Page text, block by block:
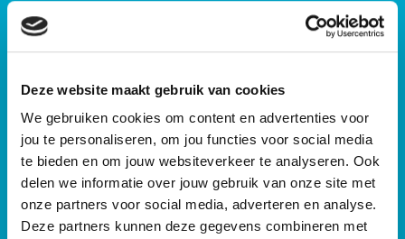
Deze website maakt gebruik van cookies
We gebruiken cookies om content en advertenties voor
jou te personaliseren, om jou functies voor social media
te bieden en om jouw websiteverkeer te analyseren. Ook
delen we informatie over jouw gebruik van onze site met
onze partners voor social media, adverteren en analyse.
Deze partners kunnen deze gegevens combineren met
Privacyverklaring
Algemene voorwaarden gebruik sportaccommodaties Alkmaar Sport
Algemene huisregels sportaccommodaties Alkmaar Sport
Cameraprotocol